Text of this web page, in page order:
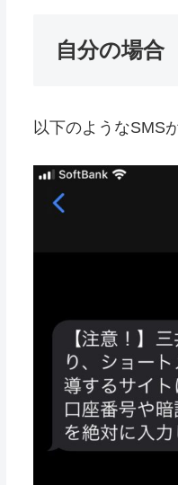
自分の場合
以下のようなSMS